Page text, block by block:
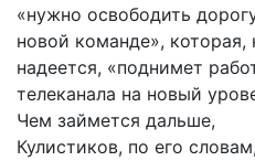
«нужно освободить
новой команде», которая,
надеется, «поднимет
телеканала на новый
Чем займется дальше,
Кулистиков, по его